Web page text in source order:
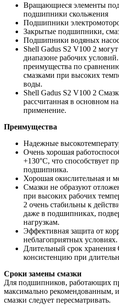
Вращающиеся элементы
подшипники скольжения
Подшипники
Закрытые подшипники,
Подшипники водяных
Shell Gadus S2 V100 2
диапазоне рабочих
преимущества по
смазками при высоких
воды.
Shell Gadus S2 V100 2
рассчитанная в основном
применение.
Преимущества
Надежные
Очень хорошая
+130°С, что способствует
подшипника.
Хорошая окислительная и
Смазки не образуют
при высоких рабочих
2 очень стабильны к
даже в подшипниках,
нагрузкам.
Эффективная защита от
неблагоприятных условиях.
Длительный срок хранения
консистенцию при
Сроки замены смазки
Для подшипников, работающих
максимально рекомендованным,
смазки следует пересматривать.